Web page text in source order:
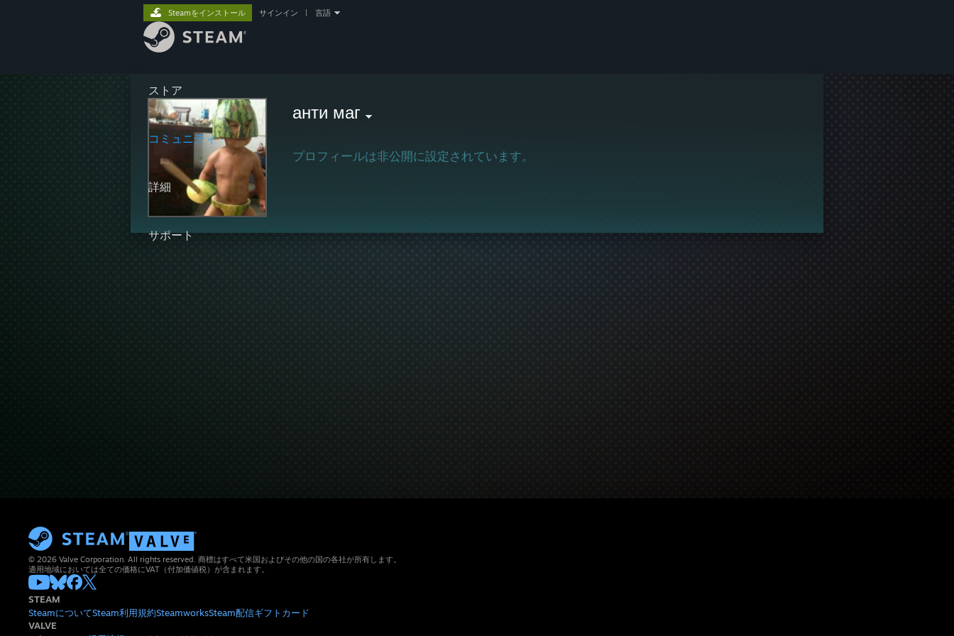
ストア
コミュニティ
詳細
サポート
Steamをインストール サインイン 言語
анти маг
プロフィールは非公開に設定されています。
© 2026 Valve Corporation. All rights reserved. 商標はすべて米国およびその他の国の各社が所有します。
適用地域においては全ての価格にVAT（付加価値税）が含まれます。
STEAM
SteamについてSteam利用規約SteamworksSteam配信ギフトカード
VALVE